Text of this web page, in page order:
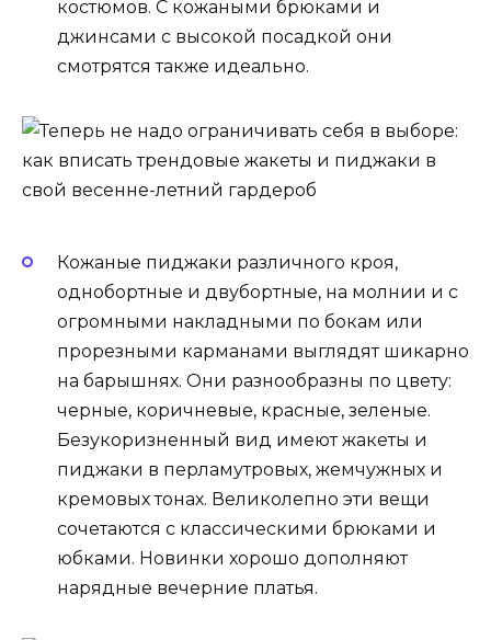
костюмов. С кожаными брюками и
джинсами с высокой посадкой они
смотрятся также идеально.
Кожаные пиджаки различного кроя,
однобортные и двубортные, на молнии и с
огромными накладными по бокам или
прорезными карманами выглядят шикарно
на барышнях. Они разнообразны по цвету:
черные, коричневые, красные, зеленые.
Безукоризненный вид имеют жакеты и
пиджаки в перламутровых, жемчужных и
кремовых тонах. Великолепно эти вещи
сочетаются с классическими брюками и
юбками. Новинки хорошо дополняют
нарядные вечерние платья.